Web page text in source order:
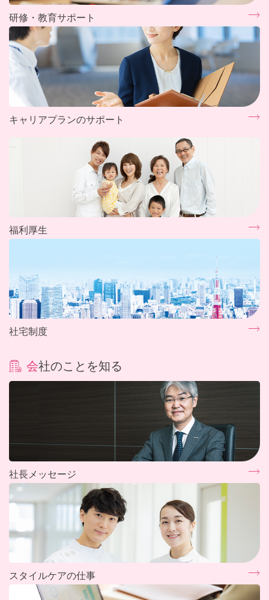
研修・教育サポート
キャリアプランのサポート
福利厚生
社宅制度
会社のことを知る
社長メッセージ
スタイルケアの仕事